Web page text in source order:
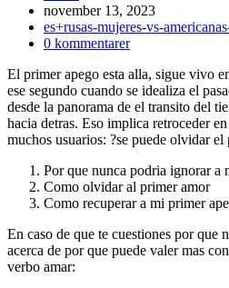
Inlägget
publicerat:
november 13, 2023
Inläggskategori:
es+rusas-mujeres-vs-
Kommentarer
inlägget:
0 kommentarer
El primer apego esta alla, sigue vivo
ese segundo cuando se idealiza el
desde la panorama de el transito del
hacia detras. Eso implica retroceder
muchos usuarios: ?se puede olvidar
Por que nunca podria ignorar a
Como olvidar al primer amor
Como recuperar a mi primer
En caso de que te cuestiones por que
acerca de por que puede valer mas
verbo amar: